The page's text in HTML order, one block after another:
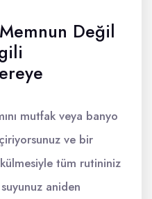
Değil
mutfak veya banyo
ve bir
tüm rutininiz
aniden